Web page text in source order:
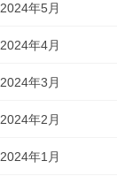
2024年5月
2024年4月
2024年3月
2024年2月
2024年1月